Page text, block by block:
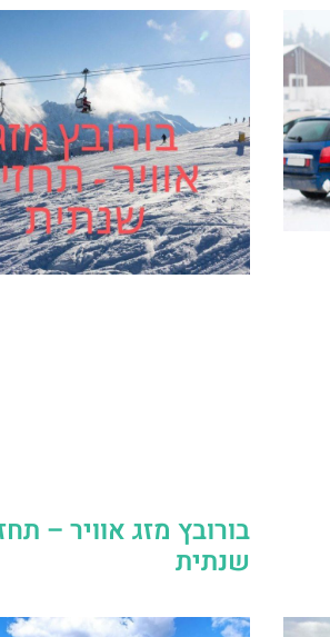
בורובץ מזג אוויר –
שנתית